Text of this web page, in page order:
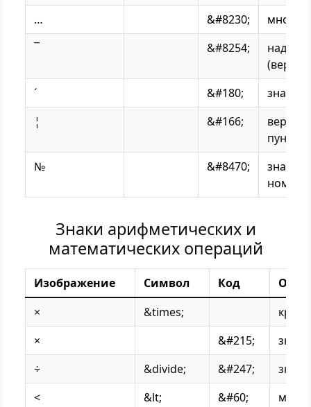
…
&#8230;
‾
&#8254;
´
&#180;
знак
¦
&#166;
пунктир
№
&#8470;
знак/
номера
Знаки арифметических и
математических операций
Изображение Символ Код
×
&times;
×
&#215;
знак
÷
&divide; &#247;
знак
<
&lt; &#60;